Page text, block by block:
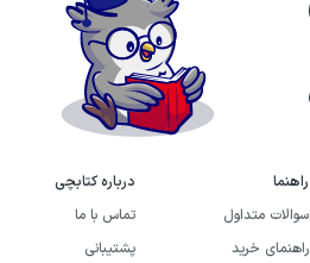
راهنما
سوالات متداول
راهنمای خرید
درباره کتابچی
تماس با ما
پشتیبانی